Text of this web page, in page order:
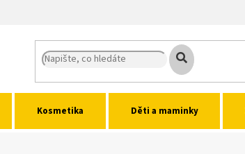
Kosmetika Děti a maminky